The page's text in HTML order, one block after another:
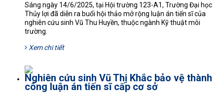
Sáng ngày 14/6/2025, tại Hội trường 123-A1, Trường Đại học
Thủy lợi đã diễn ra buổi hội thảo mở rộng luận án tiến sĩ của
nghiên cứu sinh Vũ Thu Huyền, thuộc ngành Kỹ thuật môi
trường.
Xem chi tiết
Nghiên cứu sinh Vũ Thị Khắc bảo vệ thành
công luận án tiến sĩ cấp cơ sở